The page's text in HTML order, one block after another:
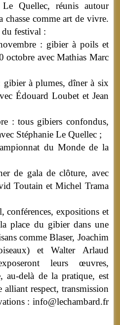
Le Quellec, réunis autour
chasse comme art de vivre.
du festival :
: gibier à poils et
octobre avec Mathias Marc
à plumes, dîner à six
Édouard Loubet et Jean
: tous gibiers confondus,
Stéphanie Le Quellec ;
du Monde de la
de gala de clôture, avec
Toutain et Michel Trama
conférences, expositions et
place du gibier dans une
comme Blaser, Joachim
et Walter Arlaud
leurs œuvres,
au-delà de la pratique, est
respect, transmission
: info@lechambard.fr